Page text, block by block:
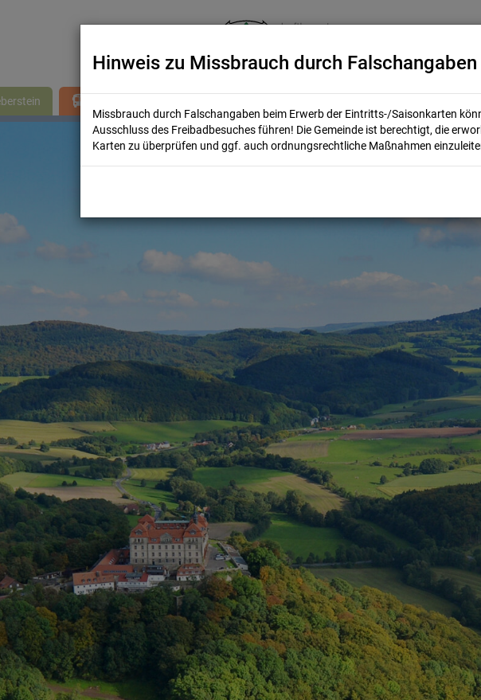
Hinweis zu Missbrauch durch Falschangaben
Missbrauch durch Falschangaben beim Erwerb der Eintritts-/Saisonkarten
Ausschluss des Freibadbesuches führen! Die Gemeinde ist berechtigt, die
Karten zu überprüfen und ggf. auch ordnungsrechtliche Maßnahmen